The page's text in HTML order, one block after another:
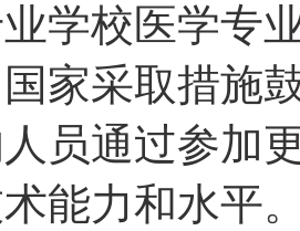
学校医学专
家采取措施
员通过参加
能力和水平